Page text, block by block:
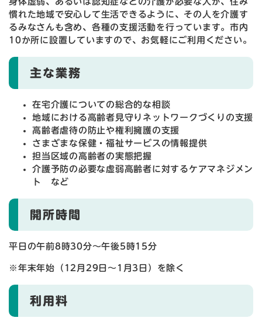
慣れた地域で安心して生活できるように、その人を介護す
るみなさんも含め、各種の支援活動を行っています。市内
10か所に設置していますので、お気軽にご利用ください。
主な業務
在宅介護についての総合的な相談
地域における高齢者見守りネットワークづくりの支援
高齢者虐待の防止や権利擁護の支援
さまざまな保健・福祉サービスの情報提供
担当区域の高齢者の実態把握
介護予防の必要な虚弱高齢者に対するケアマネジメン
ト など
開所時間
平日の午前8時30分～午後5時15分
※年末年始（12月29日～1月3日）を除く
利用料